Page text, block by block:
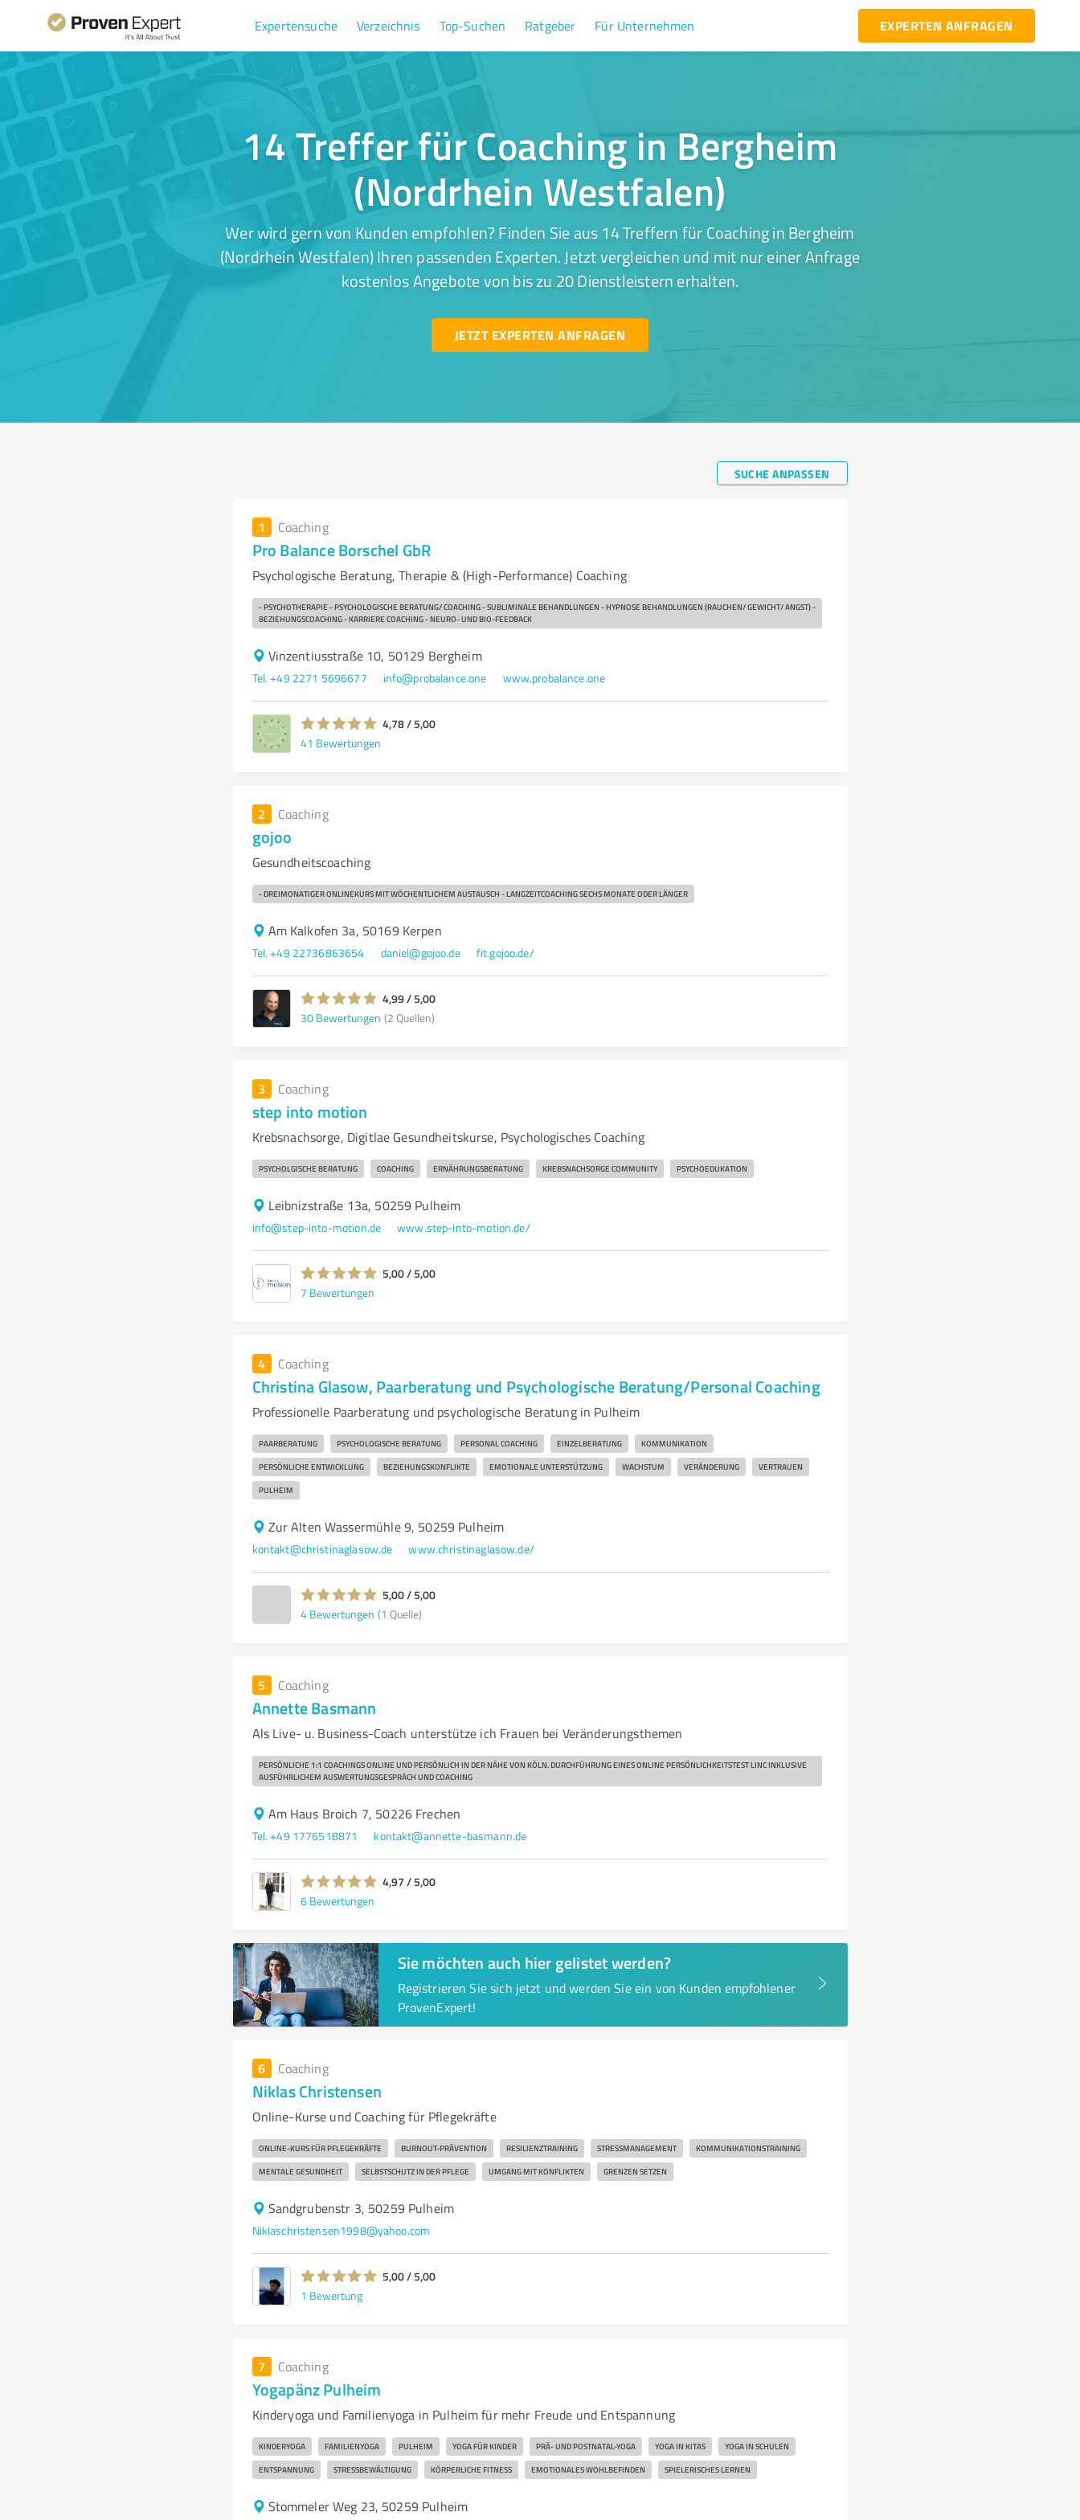
Expertensuche Verzeichnis Top-Suchen Ratgeber Für Unternehmen EXPERTEN ANFRAGEN
14 Treffer für Coaching in Bergheim
(Nordrhein Westfalen)
Wer wird gern von Kunden empfohlen? Finden Sie aus 14 Treffern für Coaching in Bergheim
(Nordrhein Westfalen) Ihren passenden Experten. Jetzt vergleichen und mit nur einer Anfrage
kostenlos Angebote von bis zu 20 Dienstleistern erhalten.
JETZT EXPERTEN ANFRAGEN
SUCHE ANPASSEN
1 Coaching
Pro Balance Borschel GbR
Psychologische Beratung, Therapie & (High-Performance) Coaching
- PSYCHOTHERAPIE - PSYCHOLOGISCHE BERATUNG/ COACHING - SUBLIMINALE BEHANDLUNGEN - HYPNOSE BEHANDLUNGEN (RAUCHEN/ GEWICHT/ ANGST) -
BEZIEHUNGSCOACHING - KARRIERE COACHING - NEURO- UND BIO-FEEDBACK
Vinzentiusstraße 10, 50129 Bergheim
Tel. +49 2271 5696677 info@probalance.one www.probalance.one
4,78 / 5,00
41 Bewertungen
2 Coaching
gojoo
Gesundheitscoaching
- DREIMONATIGER ONLINEKURS MIT WÖCHENTLICHEM AUSTAUSCH - LANGZEITCOACHING SECHS MONATE ODER LÄNGER
Am Kalkofen 3a, 50169 Kerpen
Tel. +49 22736863654 daniel@gojoo.de fit.gojoo.de/
4,99 / 5,00
30 Bewertungen (2 Quellen)
3 Coaching
step into motion
Krebsnachsorge, Digitlae Gesundheitskurse, Psychologisches Coaching
PSYCHOLGISCHE BERATUNG COACHING ERNÄHRUNGSBERATUNG KREBSNACHSORGE COMMUNITY PSYCHOEDUKATION
Leibnizstraße 13a, 50259 Pulheim
info@step-into-motion.de www.step-into-motion.de/
5,00 / 5,00
7 Bewertungen
4 Coaching
Christina Glasow, Paarberatung und Psychologische Beratung/Personal Coaching
Professionelle Paarberatung und psychologische Beratung in Pulheim
PAARBERATUNG PSYCHOLOGISCHE BERATUNG PERSONAL COACHING EINZELBERATUNG KOMMUNIKATION
PERSÖNLICHE ENTWICKLUNG BEZIEHUNGSKONFLIKTE EMOTIONALE UNTERSTÜTZUNG WACHSTUM VERÄNDERUNG VERTRAUEN
PULHEIM
Zur Alten Wassermühle 9, 50259 Pulheim
kontakt@christinaglasow.de www.christinaglasow.de/
5,00 / 5,00
4 Bewertungen (1 Quelle)
5 Coaching
Annette Basmann
Als Live- u. Business-Coach unterstütze ich Frauen bei Veränderungsthemen
PERSÖNLICHE 1:1 COACHINGS ONLINE UND PERSÖNLICH IN DER NÄHE VON KÖLN. DURCHFÜHRUNG EINES ONLINE PERSÖNLICHKEITSTEST LINC INKLUSIVE
AUSFÜHRLICHEM AUSWERTUNGSGESPRÄCH UND COACHING
Am Haus Broich 7, 50226 Frechen
Tel. +49 1776518871 kontakt@annette-basmann.de
4,97 / 5,00
6 Bewertungen
Sie möchten auch hier gelistet werden?
Registrieren Sie sich jetzt und werden Sie ein von Kunden empfohlener
ProvenExpert!
6 Coaching
Niklas Christensen
Online-Kurse und Coaching für Pflegekräfte
ONLINE-KURS FÜR PFLEGEKRÄFTE BURNOUT-PRÄVENTION RESILIENZTRAINING STRESSMANAGEMENT KOMMUNIKATIONSTRAINING
MENTALE GESUNDHEIT SELBSTSCHUTZ IN DER PFLEGE UMGANG MIT KONFLIKTEN GRENZEN SETZEN
Sandgrubenstr 3, 50259 Pulheim
Niklaschristensen1998@yahoo.com
5,00 / 5,00
1 Bewertung
7 Coaching
Yogapänz Pulheim
Kinderyoga und Familienyoga in Pulheim für mehr Freude und Entspannung
KINDERYOGA FAMILIENYOGA PULHEIM YOGA FÜR KINDER PRÄ- UND POSTNATAL-YOGA YOGA IN KITAS YOGA IN SCHULEN
ENTSPANNUNG STRESSBEWÄLTIGUNG KÖRPERLICHE FITNESS EMOTIONALES WOHLBEFINDEN SPIELERISCHES LERNEN
Stommeler Weg 23, 50259 Pulheim